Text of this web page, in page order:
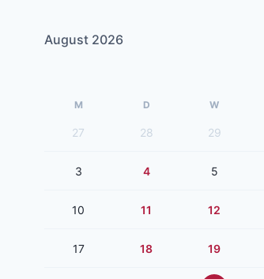
August 2026
M D W
27 28 29
3 4 5
10 11 12
17 18 19